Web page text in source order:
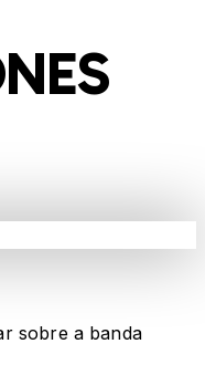
sobre a banda